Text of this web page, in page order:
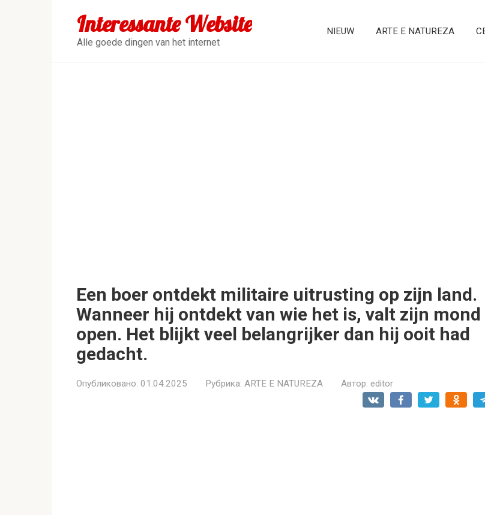
Interessante Website
Alle goede dingen van het internet
NIEUW ARTE E NATUREZA
Een boer ontdekt militaire uitrusting op zijn land.
Wanneer hij ontdekt van wie het is, valt zijn mond
open. Het blijkt veel belangrijker dan hij ooit had
gedacht.
Опубликовано: 01.04.2025 Рубрика: ARTE E NATUREZA Автор: editor